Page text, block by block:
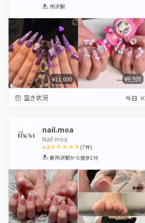
1 2 3 4
所沢駅
¥11,000 ¥9,500
空き状況 今日 ×
nail.moa
Nail moa
4.8
1 2 3 4 5
(7件)
新所沢駅から徒歩1分